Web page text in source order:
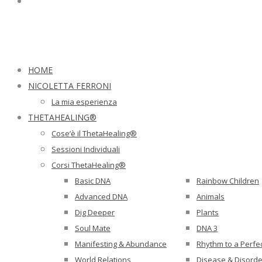
HOME
NICOLETTA FERRONI
La mia esperienza
THETAHEALING®
Cose’è il ThetaHealing®
Sessioni Individuali
Corsi ThetaHealing®
Basic DNA
Advanced DNA
Dig Deeper
Soul Mate
Manifesting & Abundance
World Relations
Rainbow Children
Animals
Plants
DNA 3
Rhythm to a
Disease &